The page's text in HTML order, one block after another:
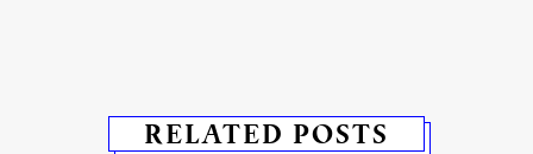
RELATED POSTS